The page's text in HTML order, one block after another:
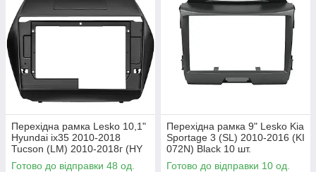
Перехідна рамка Lesko 10,1"
Hyundai ix35 2010-2018
Tucson (LM) 2010-2018г (HY
136T) Black 48 шт.
Готово до відправки 48 од.
Перехідна рамка 9" Lesko Kia
Sportage 3 (SL) 2010-2016 (KI
072N) Black 10 шт.
Готово до відправки 10 од.